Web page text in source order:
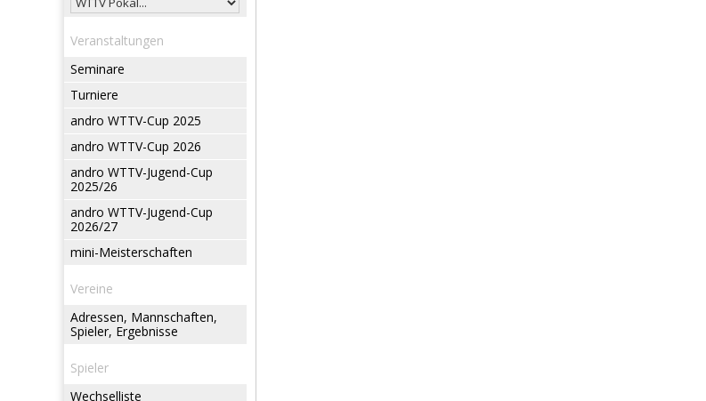
Veranstaltungen
Seminare
Turniere
andro WTTV-Cup 2025
andro WTTV-Cup 2026
andro WTTV-Jugend-Cup
2025/26
andro WTTV-Jugend-Cup
2026/27
mini-Meisterschaften
Vereine
Adressen, Mannschaften,
Spieler, Ergebnisse
Spieler
Wechselliste